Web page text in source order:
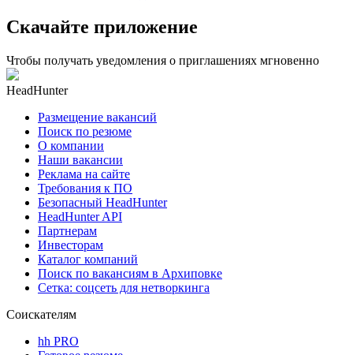
Скачайте приложение
Чтобы получать уведомления о приглашениях мгновенно
HeadHunter
Размещение вакансий
Поиск по резюме
О компании
Наши вакансии
Реклама на сайте
Требования к ПО
Безопасный HeadHunter
HeadHunter API
Партнерам
Инвесторам
Каталог компаний
Поиск по вакансиям в Архиповке
Сетка: соцсеть для нетворкинга
Соискателям
hh PRO